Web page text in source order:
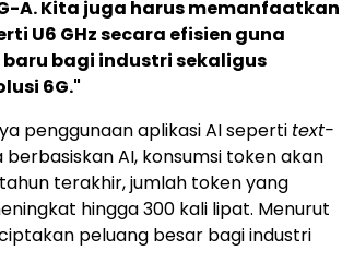
A. Kita juga harus memanfaatkan
U6 GHz secara efisien guna
bagi industri sekaligus
6G."
penggunaan aplikasi AI seperti text-
AI, konsumsi token akan
terakhir, jumlah token yang
hingga 300 kali lipat. Menurut
peluang besar bagi industri